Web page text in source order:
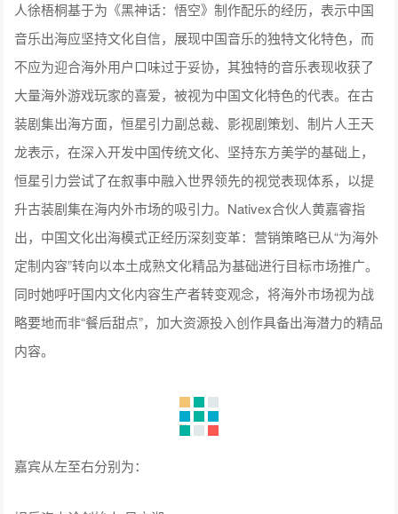
口语教练Hi Echo、以及近期推出的全新硬件品类AI答疑笔为
例，讲解了AI教育产品如何为用户提供个性化的学习方案，带
来如真人老师般的教学体验。生数科技商业化副总裁王川重点
介绍了多模态视频生成模型在游戏和社交领域的应用价值。他
强调，交互是人类的基本需求，相比被动的内容消费（如阅读
和观看），可交互的视觉内容（如图像、视频和虚拟角色）更
能满足用户的深层次需求。这正是生数科技专注研发多模态视
频生成模型满足用户诉求的核心依据之一。
嘉宾从左至右分别为：
QuestMobile, AI洞察产品线负责人 陈燕
阿里巴巴集团飞猪旅行副总裁 仝腾